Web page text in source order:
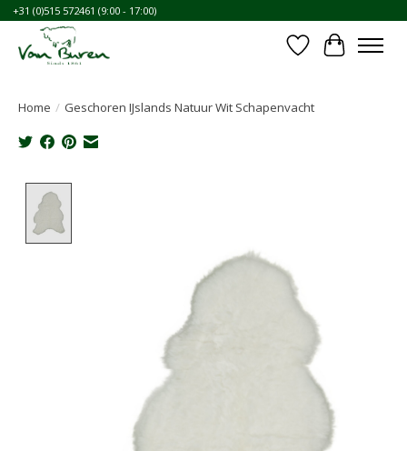
+31 (0)515 572461 (9:00 - 17:00)
Verlanglijst
Home / Geschoren IJslands Natuur Wit Schapenvacht